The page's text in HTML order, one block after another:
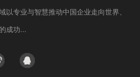
以专业与智慧推动中国企业走向世界、
成功...